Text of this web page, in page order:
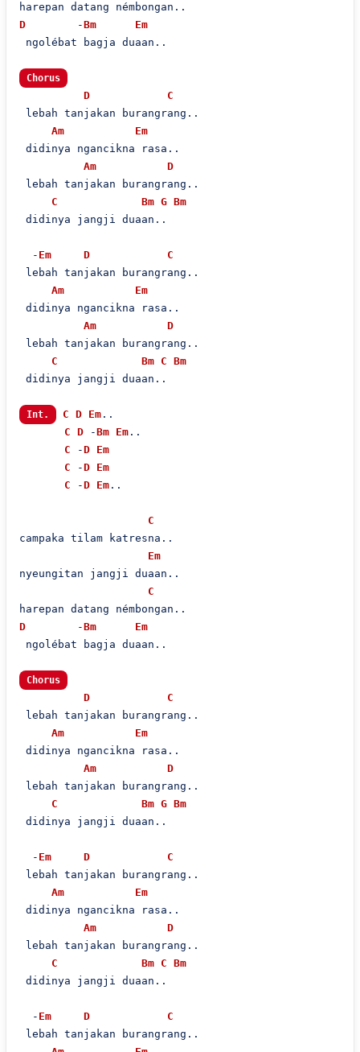
D
        -
Bm
Em
ngolébat bagja duaan..
Chorus
D
C
lebah tanjakan burangrang..
Am
Em
didinya ngancikna rasa..
Am
D
lebah tanjakan burangrang..
C
Bm G Bm
didinya jangji duaan..
  -
Em D
C
lebah tanjakan burangrang..
Am
Em
didinya ngancikna rasa..
Am
D
lebah tanjakan burangrang..
C
Bm C Bm
didinya jangji duaan..
Int. C D Em..
C D -Bm Em..
C -D
Em
C -D
Em
C -D Em..
C
campaka tilam katresna..
Em
nyeungitan jangji duaan..
C
D
        -
Bm
Em
ngolébat bagja duaan..
Chorus
D
C
lebah tanjakan burangrang..
Am
Em
didinya ngancikna rasa..
Am
D
lebah tanjakan burangrang..
C
Bm G Bm
didinya jangji duaan..
  -
Em D
C
lebah tanjakan burangrang..
Am
Em
didinya ngancikna rasa..
Am
D
lebah tanjakan burangrang..
C
Bm C Bm
didinya jangji duaan..
  -
Em D
C
lebah tanjakan burangrang..